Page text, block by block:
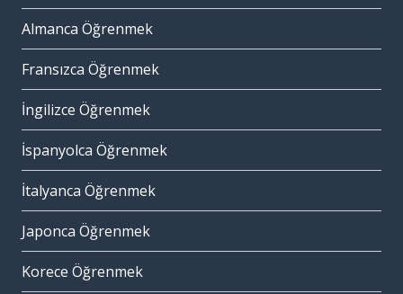
Almanca Öğrenmek
Fransızca Öğrenmek
İngilizce Öğrenmek
İspanyolca Öğrenmek
İtalyanca Öğrenmek
Japonca Öğrenmek
Korece Öğrenmek